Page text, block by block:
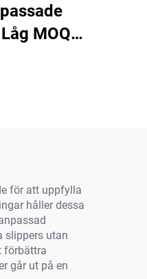
MOQ
för att uppfylla
håller dessa
slippers utan
förbättra
går ut på en